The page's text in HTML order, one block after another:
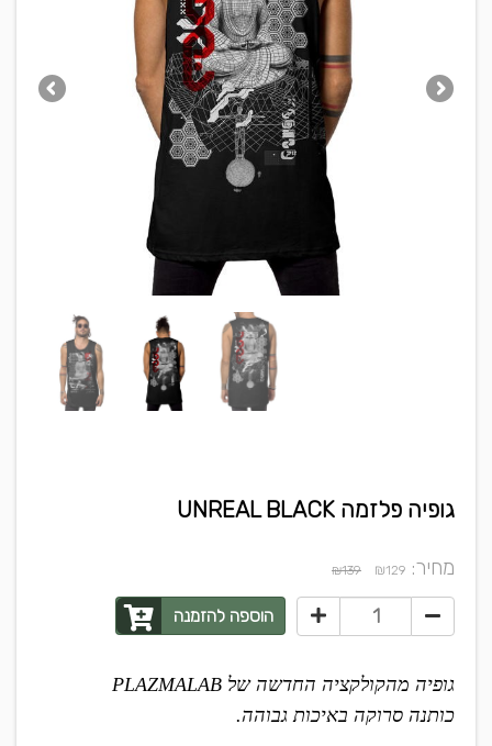
גופיה פלזמה UNREAL BLACK
מחיר: ₪129
₪139
הוספה להזמנה
גופיה מהקולקציה החדשה של PLAZMALAB
כותנה סרוקה באיכות גבוהה.